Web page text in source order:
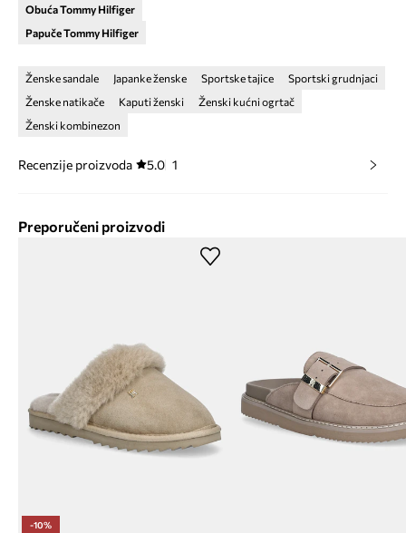
Obuća Tommy Hilfiger
Papuče Tommy Hilfiger
Ženske sandale Japanke ženske Sportske tajice
Sportski grudnjaci
Ženske natikače
Kaputi ženski
Ženski kućni ogrtač
Ženski kombinezon
Recenzije proizvoda 5.0 1
Preporučeni proizvodi
-10%